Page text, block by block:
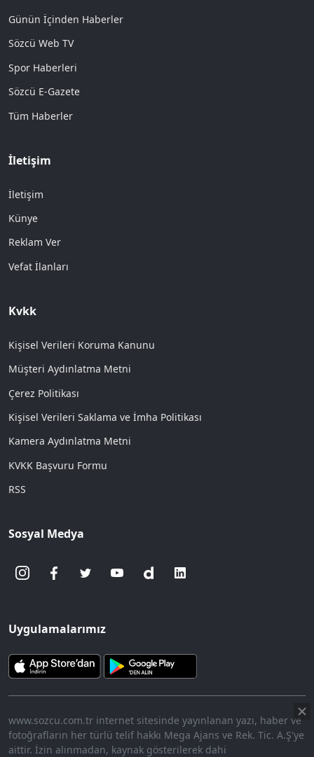
Günün İçinden Haberler
Sözcü Web TV
Spor Haberleri
Sözcü E-Gazete
Tüm Haberler
İletişim
İletişim
Künye
Reklam Ver
Vefat İlanları
Kvkk
Kişisel Verileri Koruma Kanunu
Müşteri Aydınlatma Metni
Çerez Politikası
Kişisel Verileri Saklama ve İmha Politikası
Kamera Aydınlatma Metni
KVKK Başvuru Formu
RSS
Sosyal Medya
Uygulamalarımız
www.sozcu.com.tr internet sitesinde yayınlanan yazı, haber ve
fotoğrafların her türlü telif hakkı Mega Ajans ve Rek. Tic. A.Ş'ye
aittir. İzin alınmadan, kaynak gösterilerek dahi